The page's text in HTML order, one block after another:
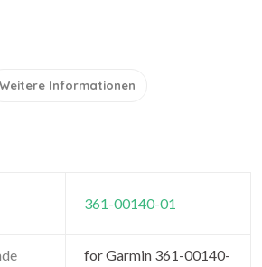
Weitere Informationen
361-00140-01
for Garmin 361-00140-